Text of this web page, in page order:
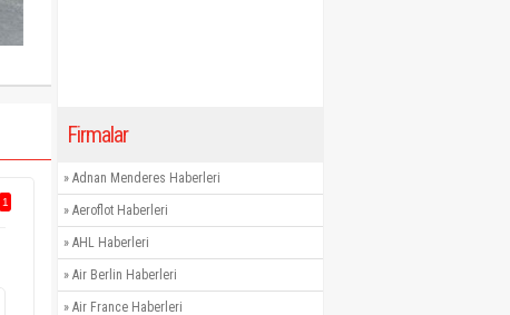
1
Firmalar
» Adnan Menderes Haberleri
» Aeroflot Haberleri
» AHL Haberleri
» Air Berlin Haberleri
» Air France Haberleri